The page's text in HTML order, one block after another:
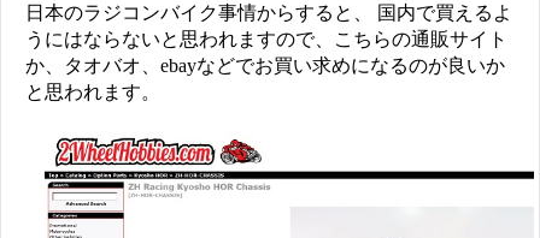
日本のラジコンバイク事情からすると、 国内で買えるよ
うにはならないと思われますので、こちらの通販サイト
か、タオバオ、ebayなどでお買い求めになるのが良いか
と思われます。